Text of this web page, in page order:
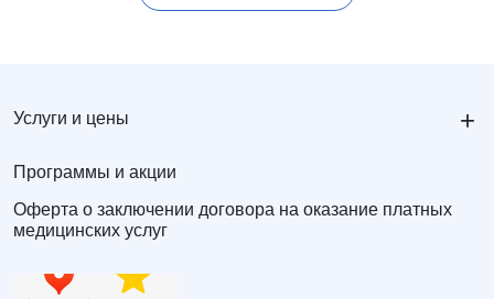
Услуги и цены +
Программы и акции
Оферта о заключении договора на оказание платных
медицинских услуг